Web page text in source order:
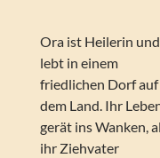
Ora ist Heilerin und
lebt in einem
friedlichen Dorf auf
dem Land. Ihr
gerät ins Wanken,
ihr Ziehvater